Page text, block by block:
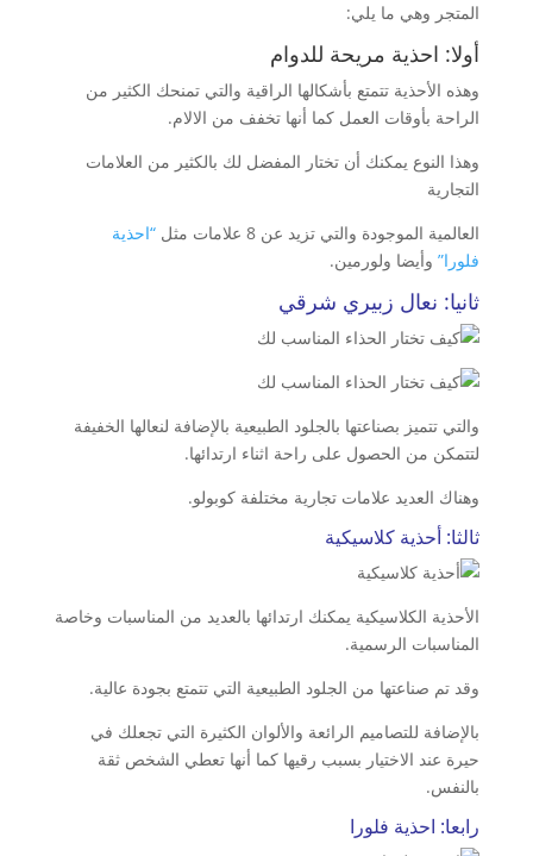
المتجر وهي ما يلي:
أولا: احذية مريحة للدوام
وهذه الأحذية تتمتع بأشكالها الراقية والتي تمنحك الكثير من
الراحة بأوقات العمل كما أنها تخفف من الالام.
وهذا النوع يمكنك أن تختار المفضل لك بالكثير من العلامات
التجارية
العالمية الموجودة والتي تزيد عن 8 علامات مثل
“احذية
فلورا” وأيضا ولورمين.
ثانيا: نعال زبيري شرقي
والتي تتميز بصناعتها بالجلود الطبيعية بالإضافة لنعالها الخفيفة
لتتمكن من الحصول على راحة اثناء ارتدائها.
وهناك العديد علامات تجارية مختلفة كوبولو.
ثالثا: أحذية كلاسيكية
الأحذية الكلاسيكية يمكنك ارتدائها بالعديد من المناسبات وخاصة
المناسبات الرسمية.
وقد تم صناعتها من الجلود الطبيعية التي تتمتع بجودة عالية.
بالإضافة للتصاميم الرائعة والألوان الكثيرة التي تجعلك في
حيرة عند الاختيار بسبب رقيها كما أنها تعطي الشخص ثقة
بالنفس.
رابعا: احذية فلورا